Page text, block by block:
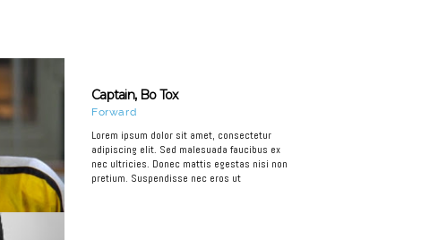
Captain, Bo Tox
Forward
Lorem ipsum dolor sit amet, consectetur
adipiscing elit. Sed malesuada faucibus ex
nec ultricies. Donec mattis egestas nisi non
pretium. Suspendisse nec eros ut